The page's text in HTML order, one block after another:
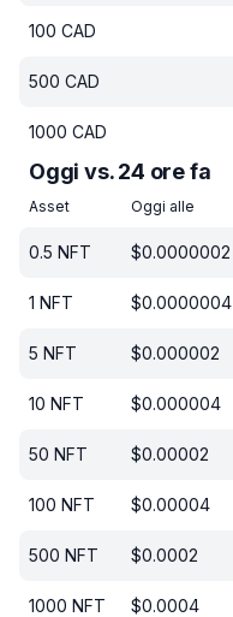
100 CAD
500 CAD
1000 CAD
Oggi vs. 24 ore fa
Asset Oggi alle
0.5 NFT $0.0000002
1 NFT $0.0000004
5 NFT $0.000002
10 NFT $0.000004
50 NFT $0.00002
100 NFT $0.00004
500 NFT $0.0002
1000 NFT $0.0004